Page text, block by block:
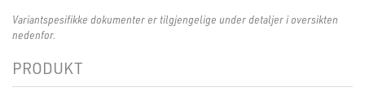
Variantspesifikke dokumenter er tilgjengelige under detaljer i oversikten
nedenfor.
PRODUKT